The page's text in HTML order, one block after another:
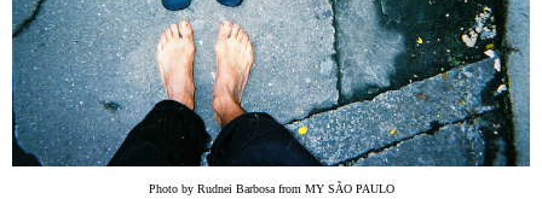
Photo by Rudnei Barbosa from MY SÃO PAULO